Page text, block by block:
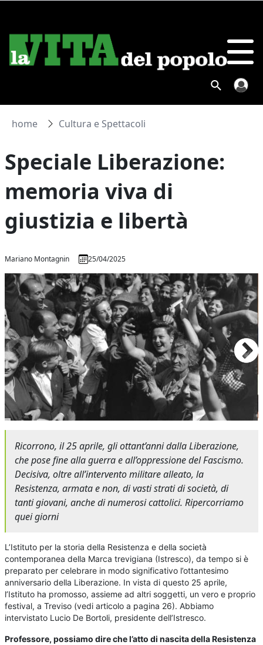
home Cultura e Spettacoli
Speciale Liberazione:
memoria viva di
giustizia e libertà
Mariano Montagnin 25/04/2025
Ricorrono, il 25 aprile, gli ottant’anni dalla Liberazione,
che pose fine alla guerra e all’oppressione del Fascismo.
Decisiva, oltre all’intervento militare alleato, la
Resistenza, armata e non, di vasti strati di società, di
tanti giovani, anche di numerosi cattolici. Ripercorriamo
quei giorni
L’Istituto per la storia della Resistenza e della società
contemporanea della Marca trevigiana (Istresco), da tempo si è
preparato per celebrare in modo significativo l’ottantesimo
anniversario della Liberazione. In vista di questo 25 aprile,
l’Istituto ha promosso, assieme ad altri soggetti, un vero e proprio
festival, a Treviso (vedi articolo a pagina 26). Abbiamo
intervistato Lucio De Bortoli, presidente dell’Istresco.
Professore, possiamo dire che l’atto di nascita della Resistenza